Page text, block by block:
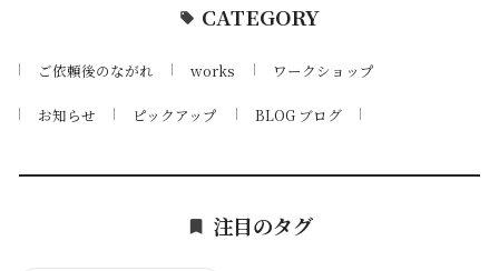
CATEGORY
ご依頼後のながれ works ワークショップ
お知らせ ピックアップ BLOG ブログ
注目のタグ